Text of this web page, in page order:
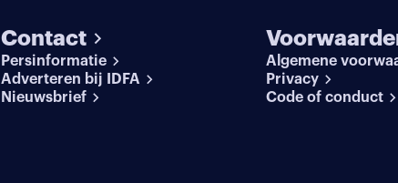
Contact
Persinformatie
Adverteren bij IDFA
Nieuwsbrief
Algemene
Privacy
Code of conduct